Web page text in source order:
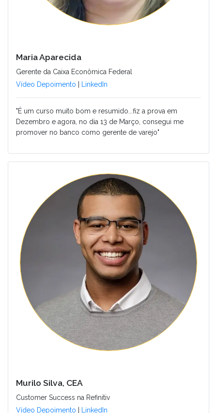
Maria Aparecida
Gerente da Caixa Econômica Federal
Vídeo Depoimento
LinkedIn
"É um curso muito bom e resumido...fiz a prova em
Dezembro e agora, no dia 13 de Março, consegui me
promover no banco como gerente de varejo"
Murilo Silva, CEA
Customer Success na Refinitiv
Vídeo Depoimento
LinkedIn